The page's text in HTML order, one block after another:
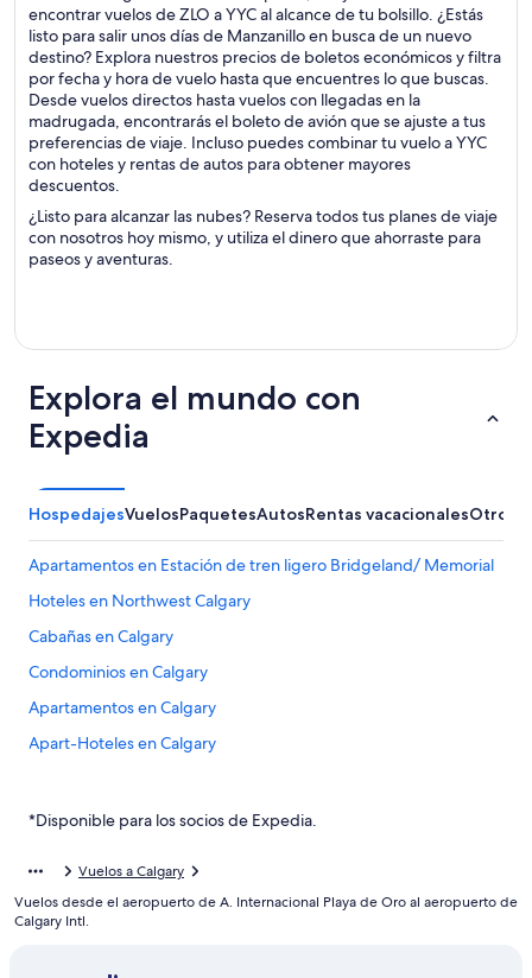
encontrar vuelos de ZLO a YYC al alcance de tu bolsillo. ¿Estás
listo para salir unos días de Manzanillo en busca de un nuevo
destino? Explora nuestros precios de boletos económicos y filtra
por fecha y hora de vuelo hasta que encuentres lo que buscas.
Desde vuelos directos hasta vuelos con llegadas en la
madrugada, encontrarás el boleto de avión que se ajuste a tus
preferencias de viaje. Incluso puedes combinar tu vuelo a YYC
con hoteles y rentas de autos para obtener mayores
descuentos.
¿Listo para alcanzar las nubes? Reserva todos tus planes de viaje
con nosotros hoy mismo, y utiliza el dinero que ahorraste para
paseos y aventuras.
Explora el mundo con
Expedia
HospedajesVuelosPaquetesAutosRentas vacacionalesOtros
Apartamentos en Estación de tren ligero Bridgeland/ Memorial
Hoteles en Northwest Calgary
Cabañas en Calgary
Condominios en Calgary
Apartamentos en Calgary
Apart-Hoteles en Calgary
Hoteles de lujo en Calgary
Hoteles con desayuno incluido en Calgary
Hoteles con parque acuático en Calgary
*Disponible para los socios de Expedia.
Vuelos a Calgary
Vuelos desde el aeropuerto de A. Internacional Playa de Oro al aeropuerto de
Calgary Intl.